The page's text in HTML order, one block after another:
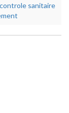
sanitaire